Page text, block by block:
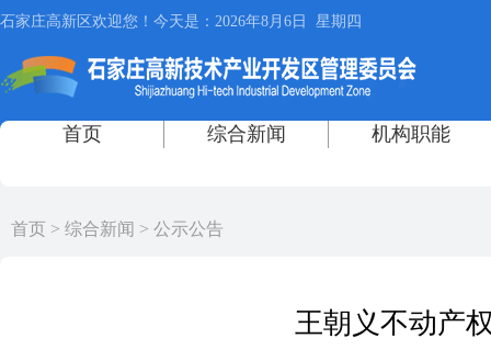
首页 > 综合新闻 > 公示公告
王朝义不动产